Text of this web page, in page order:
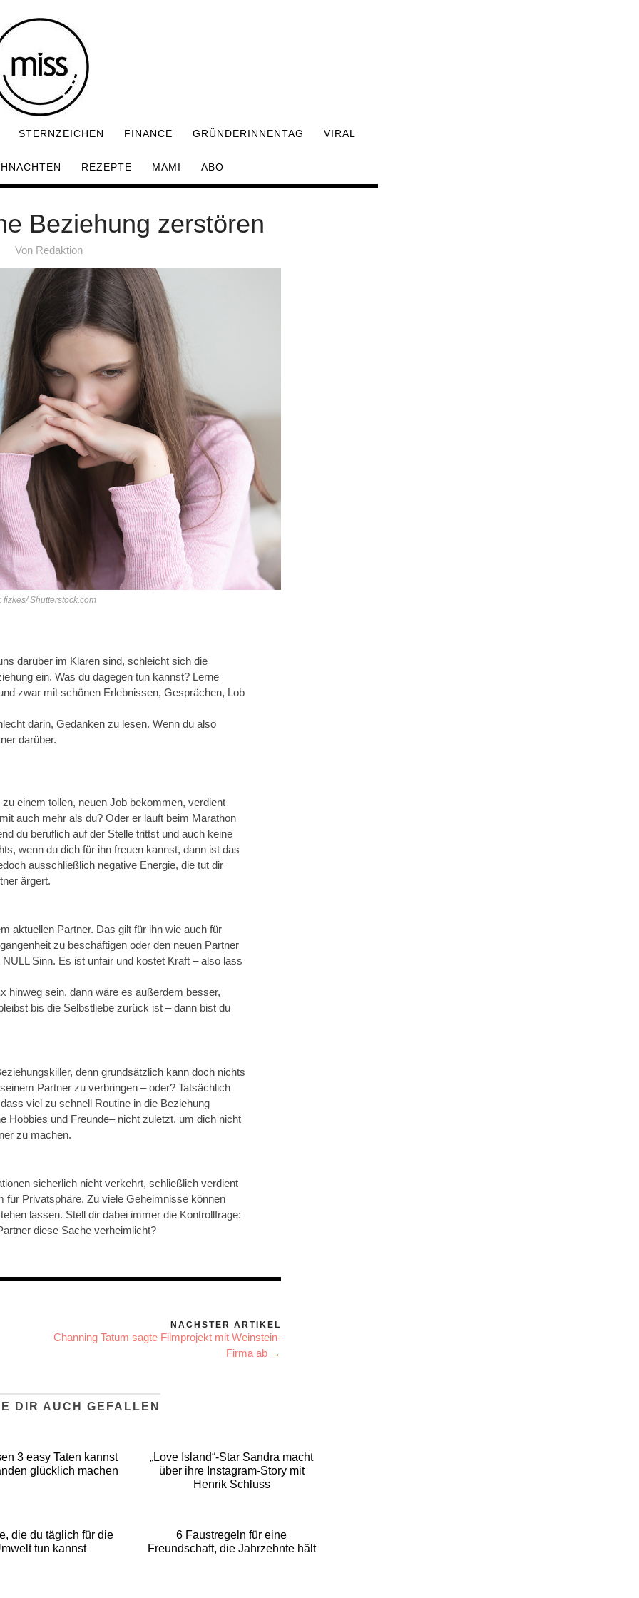
STERNZEICHEN FINANCE GRÜNDERINNENTAG VIRAL
REZEPTE MAMI ABO
Beziehung zerstören
Von Redaktion
fizkes/ Shutterstock.com
darüber im Klaren sind, schleicht sich die
ein. Was du dagegen tun kannst? Lerne
zwar mit schönen Erlebnissen, Gesprächen, Lob
darin, Gedanken zu lesen. Wenn du also
darüber.
einem tollen, neuen Job bekommen, verdient
auch mehr als du? Oder er läuft beim Marathon
du beruflich auf der Stelle trittst und auch keine
wenn du dich für ihn freuen kannst, dann ist das
ausschließlich negative Energie, die tut dir
ärgert.
aktuellen Partner. Das gilt für ihn wie auch für
zu beschäftigen oder den neuen Partner
Sinn. Es ist unfair und kostet Kraft – also lass
hinweg sein, dann wäre es außerdem besser,
bis die Selbstliebe zurück ist – dann bist du
denn grundsätzlich kann doch nichts
Partner zu verbringen – oder? Tatsächlich
viel zu schnell Routine in die Beziehung
Hobbies und Freunde– nicht zuletzt, um dich nicht
zu machen.
sicherlich nicht verkehrt, schließlich verdient
für Privatsphäre. Zu viele Geheimnisse können
lassen. Stell dir dabei immer die Kontrollfrage:
diese Sache verheimlicht?
NÄCHSTER ARTIKEL
Channing Tatum sagte Filmprojekt mit Weinstein-
Firma ab →
DIR AUCH GEFALLEN
3 easy Taten kannst
glücklich machen
„Love Island“-Star Sandra macht
über ihre Instagram-Story mit
Henrik Schluss
die du täglich für die
tun kannst
6 Faustregeln für eine
Freundschaft, die Jahrzehnte hält